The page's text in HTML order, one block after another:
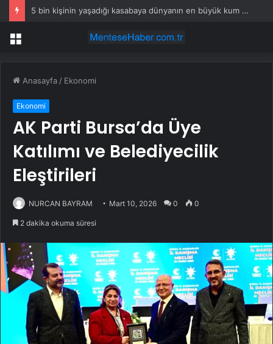
5 bin kişinin yaşadığı kasabaya dünyanın en büyük kum bataryası kuruldu
Menü
Anasayfa / Ekonomi
Ekonomi
AK Parti Bursa’da Üye
Katılımı ve Belediyecilik
Eleştirileri
NURCAN BAYRAM Mart 10, 2026 0 0
2 dakika okuma süresi